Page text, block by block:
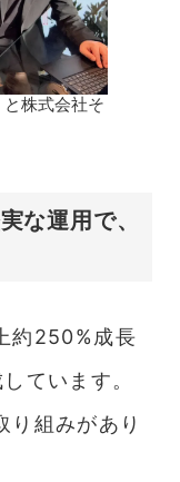
株式会社そ
な運用で、
約250%成長
ています。
り組みがあり